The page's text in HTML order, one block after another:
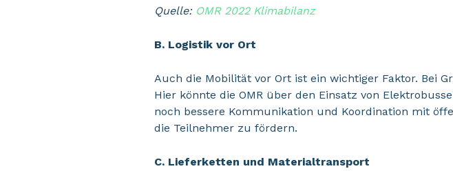
Quelle: OMR 2022 Klimabilanz
B. Logistik vor Ort
Auch die Mobilität vor Ort ist ein wichtiger Faktor. Bei
Hier könnte die OMR über den Einsatz von
noch bessere Kommunikation und Koordination mit
die Teilnehmer zu fördern.
C. Lieferketten und Materialtransport